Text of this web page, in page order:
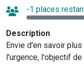
-1 places
Description
Envie d'en savoir
l'urgence, l'objectif